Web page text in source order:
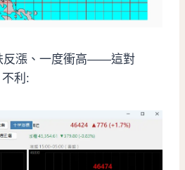
反漲、一度衝高——這對
利: